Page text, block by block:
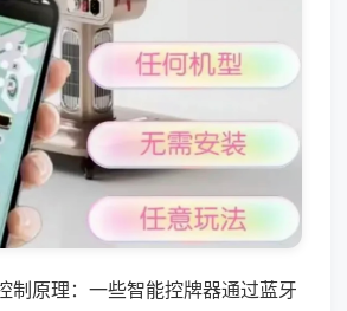
制原理：一些智能控牌器通过蓝牙